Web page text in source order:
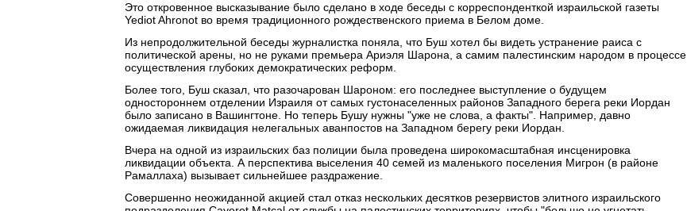
Это откровенное высказывание было сделано в ходе беседы с корреспонденткой израильской газеты
Yediot Ahronot во время традиционного рождественского приема в Белом доме.
Из непродолжительной беседы журналистка поняла, что Буш хотел бы видеть устранение раиса с
политической арены, но не руками премьера Ариэля Шарона, а самим палестинским народом в процессе
осуществления глубоких демократических реформ.
Более того, Буш сказал, что разочарован Шароном: его последнее выступление о будущем
одностороннем отделении Израиля от самых густонаселенных районов Западного берега реки Иордан
было записано в Вашингтоне. Но теперь Бушу нужны "уже не слова, а факты". Например, давно
ожидаемая ликвидация нелегальных аванпостов на Западном берегу реки Иордан.
Вчера на одной из израильских баз полиции была проведена широкомасштабная инсценировка
ликвидации объекта. А перспектива выселения 40 семей из маленького поселения Мигрон (в районе
Рамаллаха) вызывает сильнейшее раздражение.
Совершенно неожиданной акцией стал отказ нескольких десятков резервистов элитного израильского